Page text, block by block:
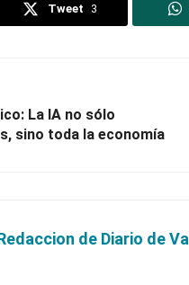
Tweet 3
La IA no sólo
sino toda la economía
de Diario de